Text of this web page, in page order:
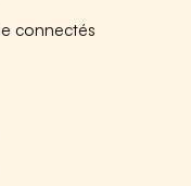
connectés